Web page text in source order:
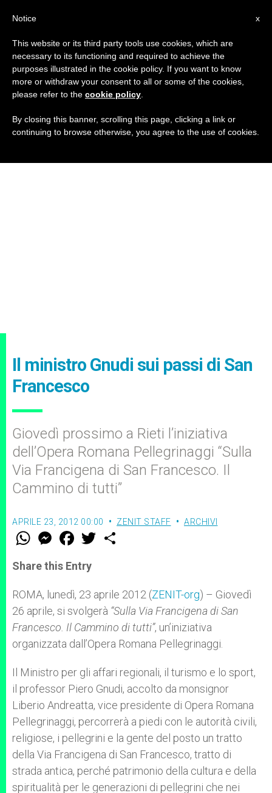
Il ministro Gnudi sui passi di San
Francesco
Giovedì prossimo a Rieti l’iniziativa
dell’Opera Romana Pellegrinaggi “Sulla
Via Francigena di San Francesco. Il
Cammino di tutti”
APRILE 23, 2012 00:00 ZENIT STAFF ARCHIVI
W
t
s
p
p
M
e
s
e
g
e
r
F
a
e
b
o
k
w
r
Share this Entry
ROMA, lunedì, 23 aprile 2012 (ZENIT-org) – Giovedì
26 aprile, si svolgerà “Sulla Via Francigena di San
Francesco. Il Cammino di tutti”, un’iniziativa
organizzata dall’Opera Romana Pellegrinaggi.
Il Ministro per gli affari regionali, il turismo e lo sport,
il professor Piero Gnudi, accolto da monsignor
Liberio Andreatta, vice presidente di Opera Romana
Pellegrinaggi, percorrerà a piedi con le autorità civili,
religiose, i pellegrini e la gente del posto un tratto
della Via Francigena di San Francesco, tratto di
strada antica, perché patrimonio della cultura e della
spiritualità per le generazioni di pellegrini che nei
x
Notice
This website or its third party tools use cookies, which are
necessary to its functioning and required to achieve the
purposes illustrated in the cookie policy. If you want to know
more or withdraw your consent to all or some of the cookies,
please refer to the cookie policy
By closing this banner, scrolling this page, clicking a link or
continuing to browse otherwise, you agree to the use of cookies.